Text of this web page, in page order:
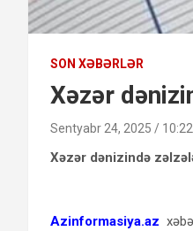
SON XƏBƏRLƏR
Xəzər
Sentyabr 24, 2025 / 10:22
Xəzər dənizində
Azinformasiya.az